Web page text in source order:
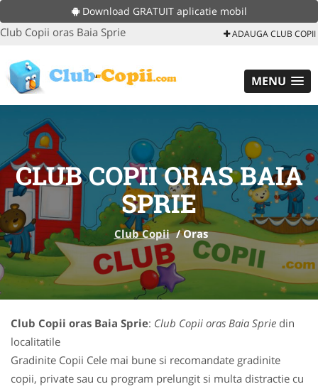
Download GRATUIT aplicatie mobil
Club Copii oras Baia Sprie ADAUGA CLUB COPII
MENU
CLUB COPII ORAS BAIA
SPRIE
Club Copii /Oras
Club Copii oras Baia Sprie: Club Copii oras Baia Sprie din
localitatile
Gradinite Copii Cele mai bune si recomandate gradinite
copii, private sau cu program prelungit si multa distractie cu